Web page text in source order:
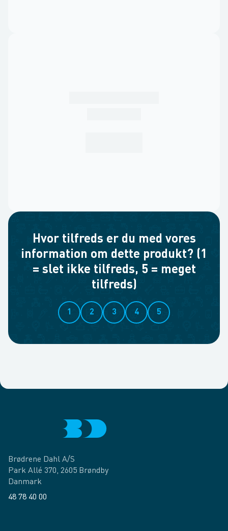
Hvor tilfreds er du med vores
information om dette produkt? (1
= slet ikke tilfreds, 5 = meget
tilfreds)
1 2 3 4 5
Brødrene Dahl A/S
Park Allé 370, 2605 Brøndby
Danmark
48 78 40 00